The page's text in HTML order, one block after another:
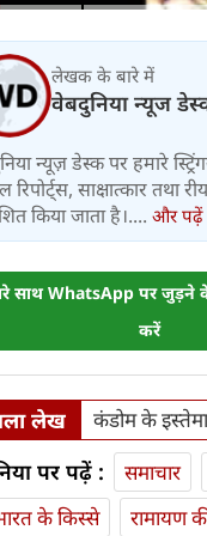
लेखक के बारे में
वेबदुनिया न्यूज
न्यूज़ डेस्क पर हमारे
रिपोर्ट्स, साक्षात्कार तथा
किया जाता है।.... और पढ़ें
साथ WhatsApp पर जुड़ने
करें
लेख कंडोम के
पर पढ़ें : समाचार
के किस्से
रामायण